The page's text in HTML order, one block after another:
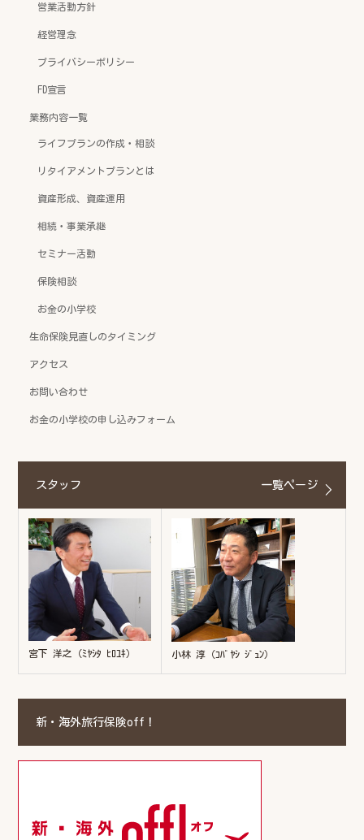
営業活動方針
経営理念
プライバシーポリシー
FD宣言
業務内容一覧
ライフプランの作成・相談
リタイアメントプランとは
資産形成、資産運用
相続・事業承継
セミナー活動
保険相談
お金の小学校
生命保険見直しのタイミング
アクセス
お問い合わせ
お金の小学校の申し込みフォーム
スタッフ 一覧ページ
宮下 洋之（ﾐﾔｼﾀ ﾋﾛﾕｷ） 小林 淳（ｺﾊﾞﾔｼ ｼﾞｭﾝ）
新・海外旅行保険off！